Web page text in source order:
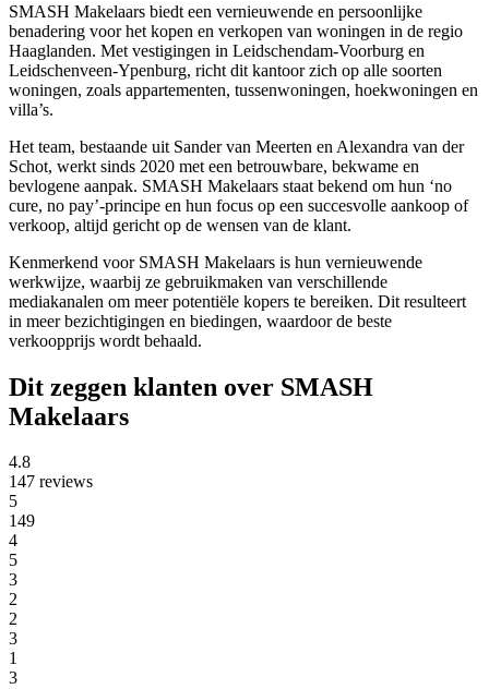
SMASH Makelaars biedt een vernieuwende en persoonlijke
benadering voor het kopen en verkopen van woningen in de regio
Haaglanden. Met vestigingen in Leidschendam-Voorburg en
Leidschenveen-Ypenburg, richt dit kantoor zich op alle soorten
woningen, zoals appartementen, tussenwoningen, hoekwoningen en
villa’s.
Het team, bestaande uit Sander van Meerten en Alexandra van der
Schot, werkt sinds 2020 met een betrouwbare, bekwame en
bevlogene aanpak. SMASH Makelaars staat bekend om hun ‘no
cure, no pay’-principe en hun focus op een succesvolle aankoop of
verkoop, altijd gericht op de wensen van de klant.
Kenmerkend voor SMASH Makelaars is hun vernieuwende
werkwijze, waarbij ze gebruikmaken van verschillende
mediakanalen om meer potentiële kopers te bereiken. Dit resulteert
in meer bezichtigingen en biedingen, waardoor de beste
verkoopprijs wordt behaald.
Dit zeggen klanten over SMASH
Makelaars
4.8
147 reviews
5
149
4
5
3
2
2
3
1
3